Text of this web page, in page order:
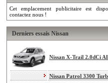
Cet emplacement publicitaire est
contactez nous !
Derniers essais Nissan
Nissan X-Trail 2.0dCi
Nissan Patrol 3300